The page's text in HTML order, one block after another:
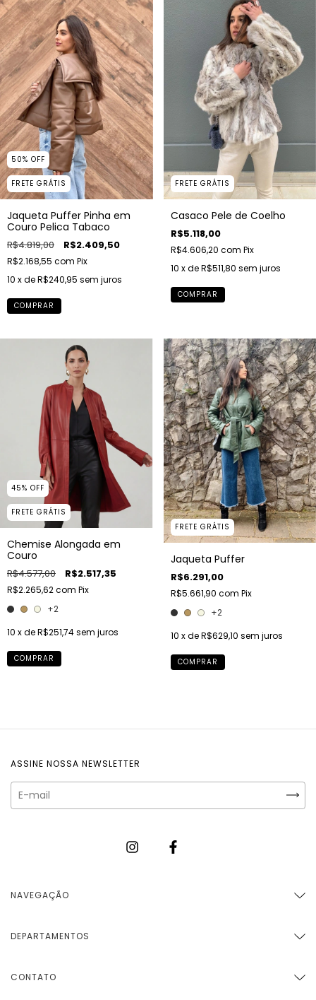
50% OFF
FRETE GRÁTIS
Jaqueta Puffer Pinha em
Couro Pelica Tabaco
R$4.819,00 R$2.409,50
R$2.168,55 com Pix
10 x deR$240,95 sem juros
COMPRAR
FRETE GRÁTIS
Casaco Pele de Coelho
R$5.118,00
R$4.606,20 com Pix
10 x deR$511,80 sem juros
COMPRAR
45% OFF
FRETE GRÁTIS
Chemise Alongada em
Couro
R$4.577,00 R$2.517,35
R$2.265,62com Pix
+2
10 x deR$251,74sem juros
COMPRAR
FRETE GRÁTIS
Jaqueta Puffer
R$6.291,00
R$5.661,90 com Pix
+2
10 x deR$629,10 sem juros
COMPRAR
ASSINE NOSSA NEWSLETTER
NAVEGAÇÃO
DEPARTAMENTOS
CONTATO